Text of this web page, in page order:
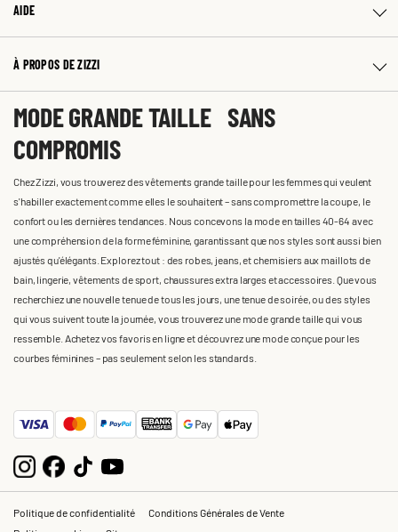
AIDE
À PROPOS DE ZIZZI
MODE GRANDE TAILLE SANS
COMPROMIS
Chez Zizzi, vous trouverez des vêtements grande taille pour les femmes qui veulent
s'habiller exactement comme elles le souhaitent – sans compromettre la coupe, le
confort ou les dernières tendances. Nous concevons la mode en tailles 40-64 avec
une compréhension de la forme féminine, garantissant que nos styles sont aussi bien
ajustés qu'élégants. Explorez tout : des robes, jeans, et chemisiers aux maillots de
bain, lingerie, vêtements de sport, chaussures extra larges et accessoires. Que vous
recherchiez une nouvelle tenue de tous les jours, une tenue de soirée, ou des styles
qui vous suivent toute la journée, vous trouverez une mode grande taille qui vous
ressemble. Achetez vos favoris en ligne et découvrez une mode conçue pour les
courbes féminines – pas seulement selon les standards.
Politique de confidentialité
Conditions Générales de Vente